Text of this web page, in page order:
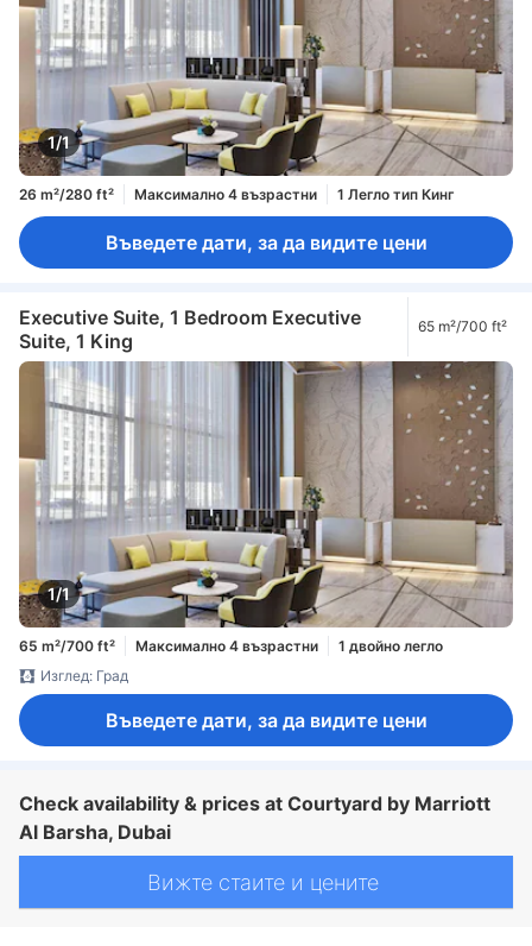
1/1
26 m²/280 ft² Максимално 4 възрастни 1 Легло тип Кинг
Въведете дати, за да видите цени
Executive Suite, 1 Bedroom Executive
Suite, 1 King
65 m²/700 ft²
1/1
65 m²/700 ft² Максимално 4 възрастни
1 двойно легло
Изглед: Град
Въведете дати, за да видите цени
Check availability & prices at Courtyard by Marriott
Al Barsha, Dubai
Вижте стаите и цените